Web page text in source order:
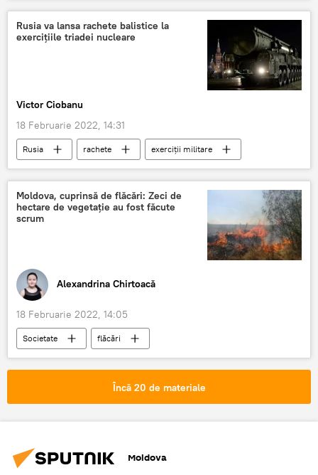
cerințe
COVID-19 coronavirus
Rusia va lansa rachete balistice la
exercițiile triadei nucleare
Victor Ciobanu
18 Februarie 2022, 14:31
Rusia rachete
exerciții militare
Vladimir Putin
Moldova, cuprinsă de flăcări: Zeci de
hectare de vegetație au fost făcute
scrum
Alexandrina Chirtoacă
18 Februarie 2022, 14:05
Societate
flăcări
incendii de vegetație
IGSU
Pompieri
Încă 20 de materiale
Moldova